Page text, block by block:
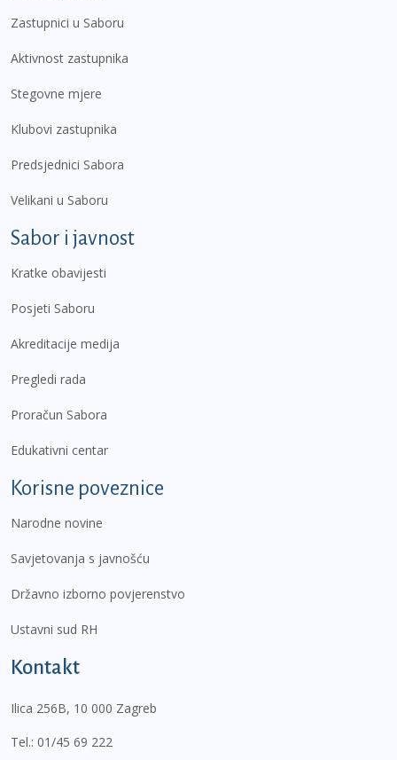
Zastupnici u Saboru
Aktivnost zastupnika
Stegovne mjere
Klubovi zastupnika
Predsjednici Sabora
Velikani u Saboru
Sabor i javnost
Kratke obavijesti
Posjeti Saboru
Akreditacije medija
Pregledi rada
Proračun Sabora
Edukativni centar
Korisne poveznice
Narodne novine
Savjetovanja s javnošću
Državno izborno povjerenstvo
Ustavni sud RH
Kontakt
Ilica 256B, 10 000 Zagreb
Tel.: 01/45 69 222